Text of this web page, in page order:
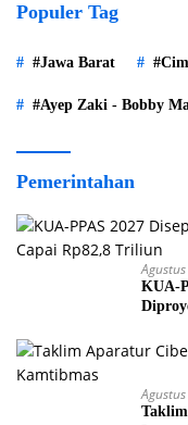
Populer Tag
#Jawa Barat
#Ayep Zaki - Bobby
Pemerintahan
KUA-